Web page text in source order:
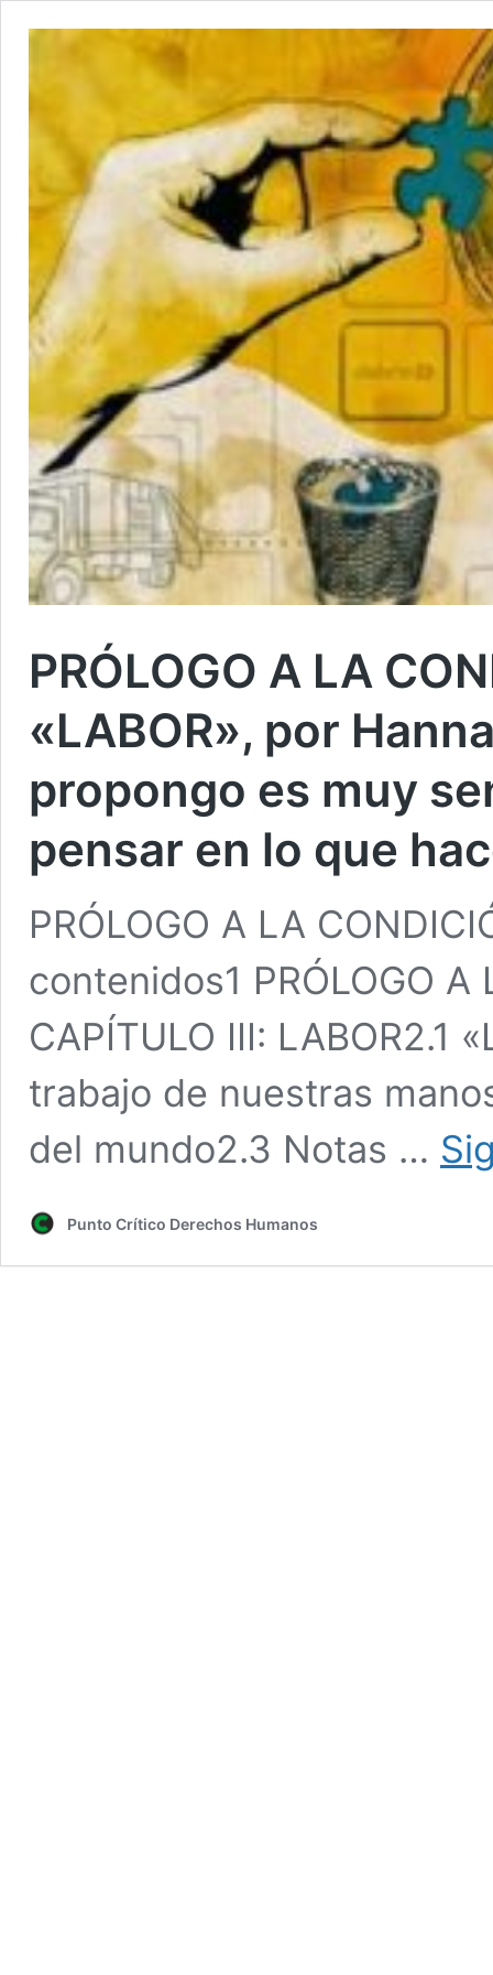
PRÓLOGO A LA
«LABOR», por
propongo es muy
pensar en lo que
PRÓLOGO A LA
contenidos1 PRÓLOGO
CAPÍTULO III: LABOR2.1
trabajo de nuestras
del mundo2.3 Notas …
Punto Crítico Derechos Humanos